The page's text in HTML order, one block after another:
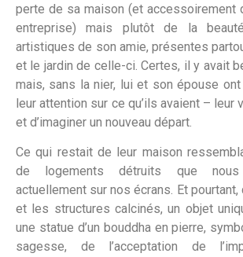
perte de sa maison (et accessoirement
entreprise) mais plutôt de la
artistiques de son amie, présentes
et le jardin de celle-ci. Certes, il y avait
mais, sans la nier, lui et son épouse
leur attention sur ce qu’ils avaient – leur
et d’imaginer un nouveau départ.
Ce qui restait de leur maison
de logements détruits que
actuellement sur nos écrans. Et
et les structures calcinés, un objet
une statue d’un bouddha en pierre,
sagesse, de l’acceptation de